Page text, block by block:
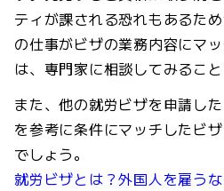
ティが課される恐れもあるた
の仕事がビザの業務内容にマ
は、専門家に相談してみるこ
また、他の就労ビザを申請し
を参考に条件にマッチしたビ
でしょう。
就労ビザとは？外国人を雇う